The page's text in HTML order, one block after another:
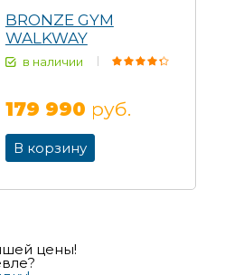
BRONZE GYM
WALKWAY
в наличии
179 990 руб.
В корзину
цены!